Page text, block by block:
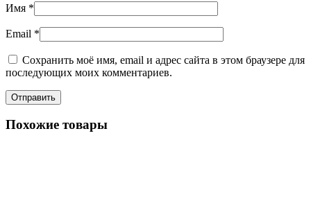
Имя *
Email *
Сохранить моё имя, email и адрес сайта в этом браузере для
последующих моих комментариев.
Похожие товары